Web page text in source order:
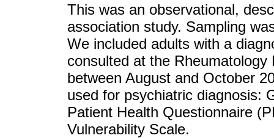
This was an observational,
association study. Sampling
We included adults with a
consulted at the
between August and October
used for psychiatric diagnosis:
Patient Health Questionnaire
Vulnerability Scale.